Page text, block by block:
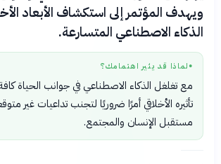
ويهدف المؤتمر إلى استكشاف الأبعاد
الذكاء الاصطناعي المتسارعة.
● لماذا قد يثير اهتمامك؟
مع تغلغل الذكاء الاصطناعي في جوانب الحياة
تأثيره الأخلاقي أمرًا ضروريًا لتجنب تداعيات غير
مستقبل الإنسان والمجتمع.